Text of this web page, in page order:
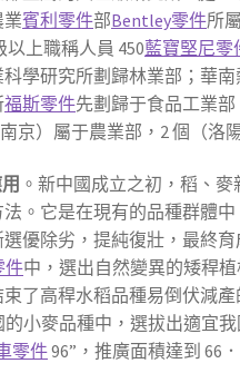
業賓利零件部Bentley零件所
以上職稱人員 450藍寶堅尼零
學研究所劃歸林業部；華
福斯零件先劃歸于食品工業
京）屬于農業部，2 個（洛
。新中國成立之初，稻、麥
。它是在現有的品種群體
優除劣，提純復壯，最終
件中，選出自然變異的矮稈
了高稈水稻品種易倒伏減產
的小麥品種中，選拔出適宜
零件96”，推廣面積達到 66